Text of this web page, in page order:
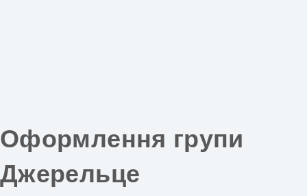
Оформлення групи
Джерельце